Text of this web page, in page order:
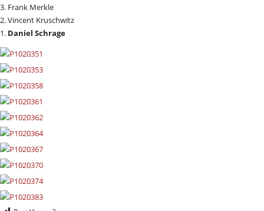
3. Frank Merkle
2. Vincent Kruschwitz
1. Daniel Schrage